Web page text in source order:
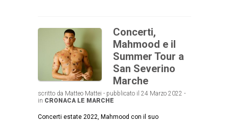
Concerti,
Mahmood e il
Summer Tour a
San Severino
Marche
scritto da Matteo Mattei - pubblicato il 24 Marzo 2022 -
in CRONACA LE MARCHE
Concerti estate 2022, Mahmood con il suo